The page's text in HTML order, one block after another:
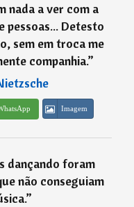
nada a ver com a
pessoas... Detesto
sem em troca me
companhia.”
Imagem
dançando foram
não conseguiam
”